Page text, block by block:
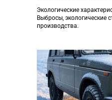
Экологические
Выбросы, экологические
производства.